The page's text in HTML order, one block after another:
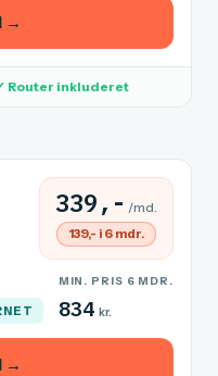
→
Router inkluderet
MIN. PRIS 6 MDR.
834 kr.
339,- /md.
139,- i 6 mdr.
→